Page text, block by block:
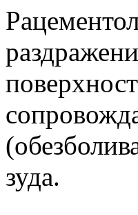
зуда.